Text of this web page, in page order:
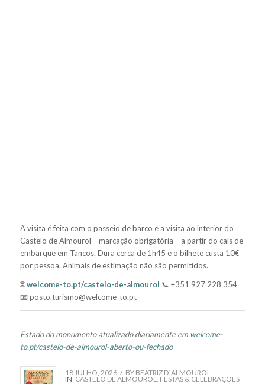
A visita é feita com o passeio de barco e a visita ao interior do
Castelo de Almourol – marcação obrigatória – a partir do cais de
embarque em Tancos. Dura cerca de 1h45 e o bilhete custa 10€
por pessoa. Animais de estimação não são permitidos.
🌐welcome-to.pt/castelo-de-almourol 📞 +351 927 228 354
📧 posto.turismo@welcome-to.pt
Estado do monumento atualizado diariamente em welcome-
to.pt/castelo-de-almourol-aberto-ou-fechado
18 JULHO, 2026 / BY BEATRIZ D´ALMOUROL
IN CASTELO DE ALMOUROL FESTAS & CELEBRAÇÕES